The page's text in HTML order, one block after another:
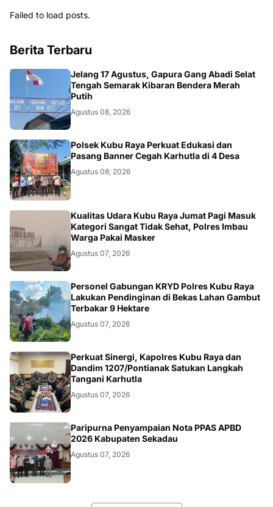
Failed to load posts.
Berita Terbaru
Jelang 17 Agustus, Gapura Gang Abadi Selat
Tengah Semarak Kibaran Bendera Merah
Putih
Agustus 08, 2026
KALBAR
Polsek Kubu Raya Perkuat Edukasi dan
Pasang Banner Cegah Karhutla di 4 Desa
Agustus 08, 2026
KALBAR
Kualitas Udara Kubu Raya Jumat Pagi Masuk
Kategori Sangat Tidak Sehat, Polres Imbau
Warga Pakai Masker
Agustus 07, 2026
KALBAR
Personel Gabungan KRYD Polres Kubu Raya
Lakukan Pendinginan di Bekas Lahan Gambut
Terbakar 9 Hektare
Agustus 07, 2026
KALBAR
Perkuat Sinergi, Kapolres Kubu Raya dan
Dandim 1207/Pontianak Satukan Langkah
Tangani Karhutla
Agustus 07, 2026
DAERAH
Paripurna Penyampaian Nota PPAS APBD
2026 Kabupaten Sekadau
Agustus 07, 2026